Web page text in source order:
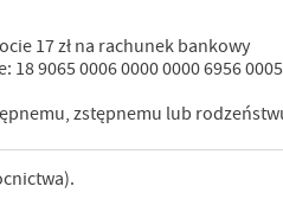
17 zł na rachunek bankowy
9065 0006 0000 0000 6956 0005
zstępnemu lub